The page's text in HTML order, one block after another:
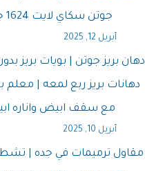
جوتن سكاي لايت 1624 جده
أبريل 12, 2025
دهان بريز جوتن | بويات بريز
دهانات بريز ربع لمعه | معلم
مع سقف ابيض واناره
أبريل 10, 2025
مقاول ترميمات في جده |